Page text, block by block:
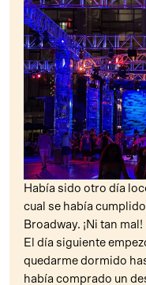
Había sido otro día
cual se había
Broadway. ¡Ni tan mal!
El día siguiente
quedarme dormido
había comprado un